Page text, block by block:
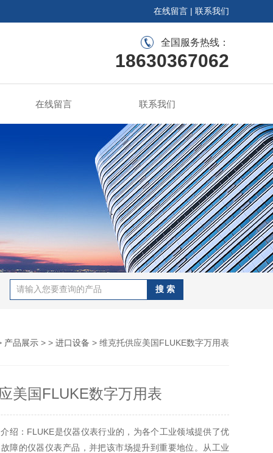
在线留言 | 联系我们
全国服务热线：
18630367062
在线留言 联系我们
产品展示 > > 进口设备 > 维克托供应美国FLUKE数字万用表
美国FLUKE数字万用表
绍：FLUKE是仪器仪表行业的，为各个工业领域提供了优
障的仪器仪表产品，并把该市场提升到重要地位。从工业